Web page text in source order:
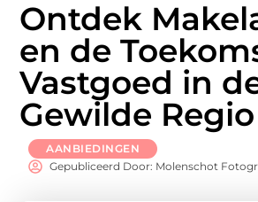
Ontdek
en de
Vastgoed in
Gewilde Regio
AANBIEDINGEN
Gepubliceerd Door: Molenschot